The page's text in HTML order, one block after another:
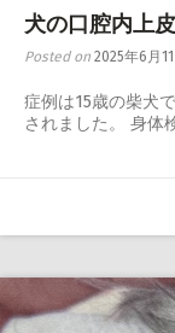
犬の口腔内上
Posted on 2025年6月11
症例は15歳の柴犬
されました。 身体